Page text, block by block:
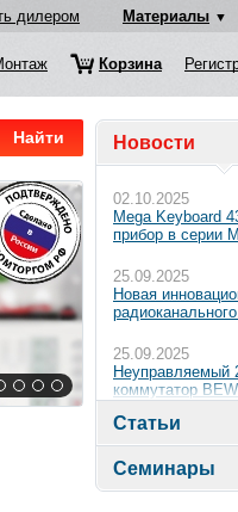
дилером Материалы
Корзина
Новости
02.10.2025
Mega Keyboard
прибор в серии
25.09.2025
Новая
25.09.2025
Неуправляемый
коммутатор
Статьи
Семинары
Найти